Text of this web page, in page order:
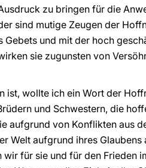
zu bringen für die
sind mutige Zeugen der
Gebets und mit der hoch
sie zugunsten von
ist, wollte ich ein Wort der
und Schwestern, die
aufgrund von Konflikten aus
Welt aufgrund ihres
für sie und für den Frieden